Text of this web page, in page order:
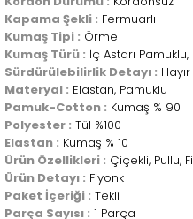
Kapama Şekli : Fermuarlı
Kumaş Tipi : Örme
Kumaş Türü : İç Astarı Pamuklu,
Sürdürülebilirlik Detayı : Hayır
Materyal : Elastan, Pamuklu
Pamuk-Cotton : Kumaş % 90
Polyester : Tül %100
Elastan : Kumaş % 10
Ürün Özellikleri : Çiçekli, Pullu,
Ürün Detayı : Fiyonk
Paket İçeriği : Tekli
Parça Sayısı : 1 Parça